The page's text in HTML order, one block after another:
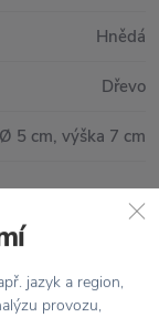
Hnědá
Dřevo
Ø 5 cm, výška 7 cm
jazyk a region,
provozu,